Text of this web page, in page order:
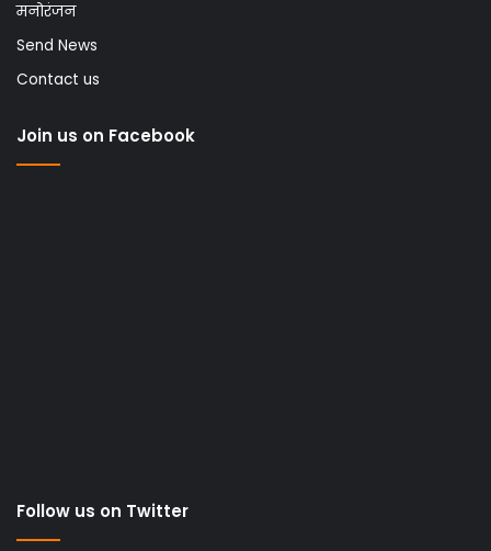
मनोरंजन
Send News
Contact us
Join us on Facebook
Follow us on Twitter